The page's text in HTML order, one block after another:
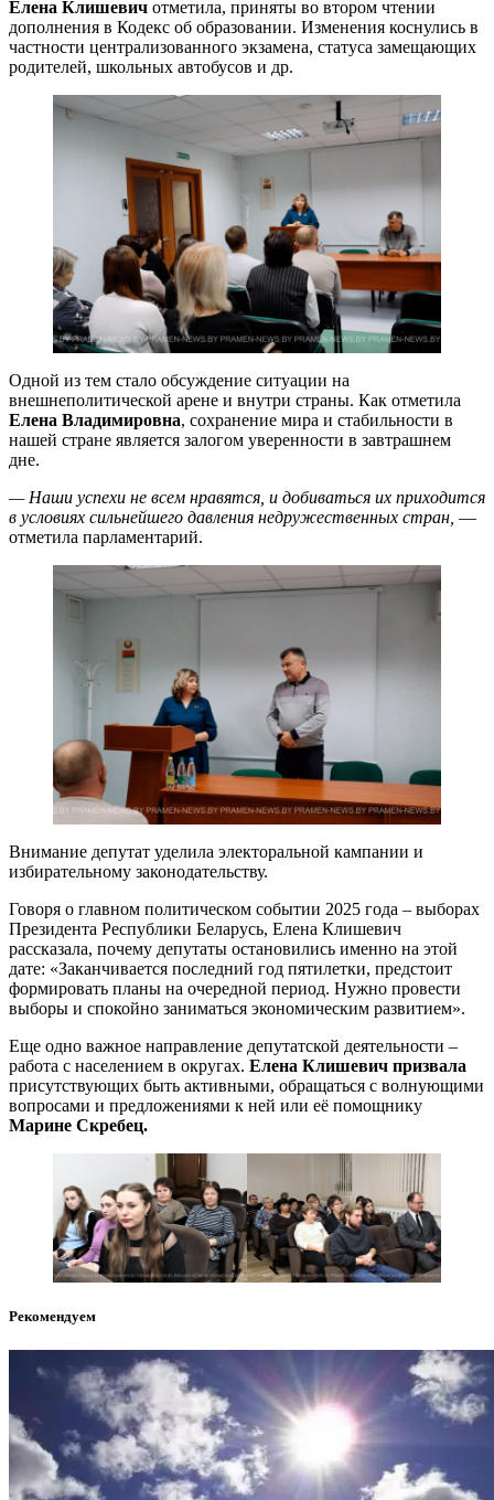
Елена Клишевич отметила, приняты во втором чтении
дополнения в Кодекс об образовании. Изменения коснулись в
частности централизованного экзамена, статуса замещающих
родителей, школьных автобусов и др.
Одной из тем стало обсуждение ситуации на
внешнеполитической арене и внутри страны. Как отметила
Елена Владимировна, сохранение мира и стабильности в
нашей стране является залогом уверенности в завтрашнем
дне.
— Наши успехи не всем нравятся, и добиваться их приходится
в условиях сильнейшего давления недружественных стран, —
отметила парламентарий.
Внимание депутат уделила электоральной кампании и
избирательному законодательству.
Говоря о главном политическом событии 2025 года – выборах
Президента Республики Беларусь, Елена Клишевич
рассказала, почему депутаты остановились именно на этой
дате: «Заканчивается последний год пятилетки, предстоит
формировать планы на очередной период. Нужно провести
выборы и спокойно заниматься экономическим развитием».
Еще одно важное направление депутатской деятельности –
работа с населением в округах. Елена Клишевич призвала
присутствующих быть активными, обращаться с волнующими
вопросами и предложениями к ней или её помощнику
Марине Скребец.
Рекомендуем